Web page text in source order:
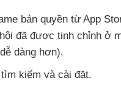
bản quyền từ App
đã được tinh chỉnh ở
dàng hơn).
kiếm và cài đặt.